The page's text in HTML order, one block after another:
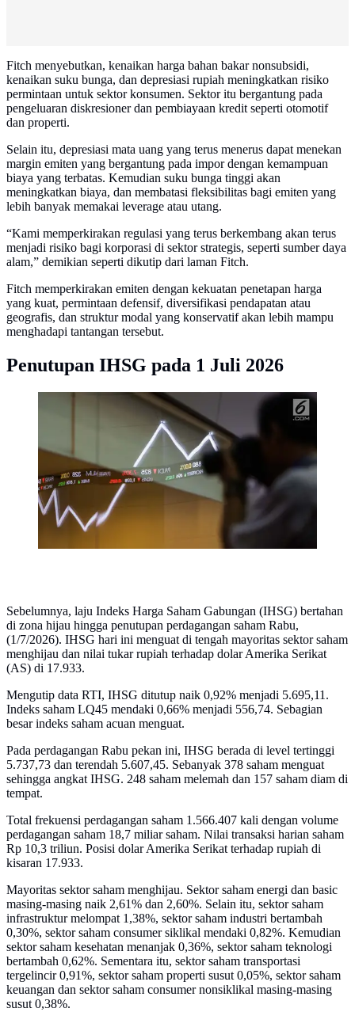
Fitch menyebutkan, kenaikan harga bahan bakar nonsubsidi,
kenaikan suku bunga, dan depresiasi rupiah meningkatkan risiko
permintaan untuk sektor konsumen. Sektor itu bergantung pada
pengeluaran diskresioner dan pembiayaan kredit seperti otomotif
dan properti.
Selain itu, depresiasi mata uang yang terus menerus dapat menekan
margin emiten yang bergantung pada impor dengan kemampuan
biaya yang terbatas. Kemudian suku bunga tinggi akan
meningkatkan biaya, dan membatasi fleksibilitas bagi emiten yang
lebih banyak memakai leverage atau utang.
“Kami memperkirakan regulasi yang terus berkembang akan terus
menjadi risiko bagi korporasi di sektor strategis, seperti sumber daya
alam,” demikian seperti dikutip dari laman Fitch.
Fitch memperkirakan emiten dengan kekuatan penetapan harga
yang kuat, permintaan defensif, diversifikasi pendapatan atau
geografis, dan struktur modal yang konservatif akan lebih mampu
menghadapi tantangan tersebut.
Penutupan IHSG pada 1 Juli 2026
Layar indeks harga saham gabungan menunjukkan data
di Bursa Efek Indonesia, Jakarta. (Liputan6.com/Faizal
Sebelumnya, laju Indeks Harga Saham Gabungan (IHSG) bertahan
di zona hijau hingga penutupan perdagangan saham Rabu,
(1/7/2026). IHSG hari ini menguat di tengah mayoritas sektor saham
menghijau dan nilai tukar rupiah terhadap dolar Amerika Serikat
(AS) di 17.933.
Mengutip data RTI, IHSG ditutup naik 0,92% menjadi 5.695,11.
Indeks saham LQ45 mendaki 0,66% menjadi 556,74. Sebagian
besar indeks saham acuan menguat.
Pada perdagangan Rabu pekan ini, IHSG berada di level tertinggi
5.737,73 dan terendah 5.607,45. Sebanyak 378 saham menguat
sehingga angkat IHSG. 248 saham melemah dan 157 saham diam di
tempat.
Total frekuensi perdagangan saham 1.566.407 kali dengan volume
perdagangan saham 18,7 miliar saham. Nilai transaksi harian saham
Rp 10,3 triliun. Posisi dolar Amerika Serikat terhadap rupiah di
kisaran 17.933.
Mayoritas sektor saham menghijau. Sektor saham energi dan basic
masing-masing naik 2,61% dan 2,60%. Selain itu, sektor saham
infrastruktur melompat 1,38%, sektor saham industri bertambah
0,30%, sektor saham consumer siklikal mendaki 0,82%. Kemudian
sektor saham kesehatan menanjak 0,36%, sektor saham teknologi
bertambah 0,62%. Sementara itu, sektor saham transportasi
tergelincir 0,91%, sektor saham properti susut 0,05%, sektor saham
keuangan dan sektor saham consumer nonsiklikal masing-masing
susut 0,38%.